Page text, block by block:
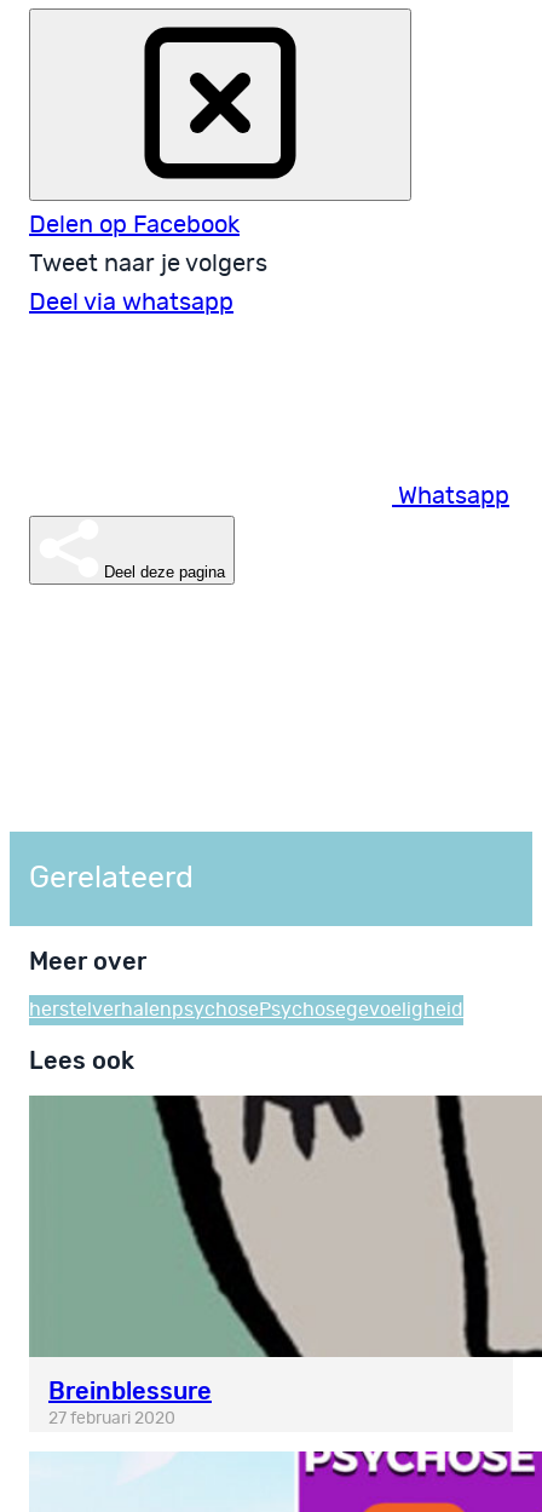
Delen op Facebook
Tweet naar je volgers
Deel via whatsapp
Whatsapp
Deel deze pagina
Gerelateerd
Meer over
herstelverhalenpsychose Psychosegevoeligheid
Lees ook
Breinblessure
27 februari 2020